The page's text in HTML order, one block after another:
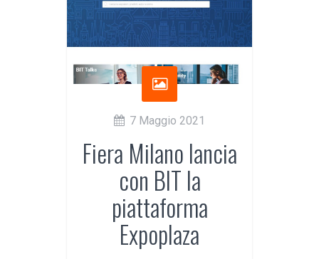
7 Maggio 2021
Fiera Milano lancia
con BIT la
piattaforma
Expoplaza